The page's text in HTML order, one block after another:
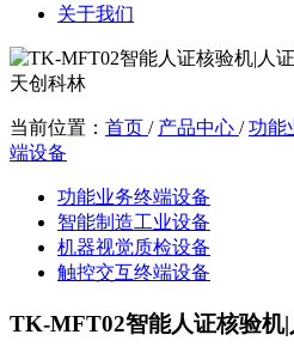
关于我们
当前位置： 首页 / 产品中心 /功能
端设备
功能业务终端设备
智能制造工业设备
机器视觉质检设备
触控交互终端设备
TK-MFT02智能人证核验机|